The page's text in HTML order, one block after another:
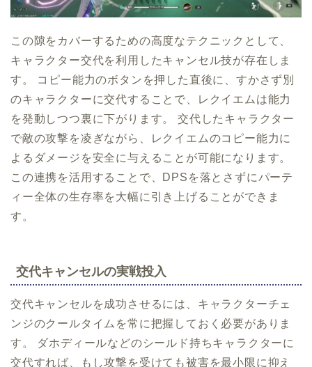
この隙をカバーするための高度なテクニックとして、
キャラクター交代を利用したキャンセル技が存在しま
す。 コピー能力のボタンを押した直後に、すかさず別
のキャラクターに交代することで、レクイエムは能力
を発動しつつ裏に下がります。 交代したキャラクター
で敵の攻撃を凌ぎながら、レクイエムのコピー能力に
よるダメージを安全に与えることが可能になります。
この連携を活用することで、DPSを落とさずにパーテ
ィー全体の生存率を大幅に引き上げることができま
す。
交代キャンセルの実戦投入
交代キャンセルを成功させるには、キャラクターチェ
ンジのクールタイムを常に把握しておく必要がありま
す。 ダホディールなどのシールド持ちキャラクターに
交代すれば、もし攻撃を受けても被害を最小限に抑え